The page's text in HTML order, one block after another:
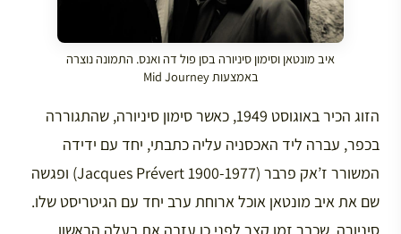
איב מונטאן וסימון סיניורה בסן פול דה ואנס. התמונה נוצרה
באמצעות Mid Journey
הזוג הכיר באוגוסט 1949, כאשר סימון סיניורה, שהתגוררה
בכפר, עברה ליד האכסניה עליה כתבתי, יחד עם ידידה
המשורר ז’אק פרבר (Jacques Prévert 1900-1977) ופגשה
שם את איב מונטאן אוכל ארוחת ערב יחד עם הגיטריסט שלו.